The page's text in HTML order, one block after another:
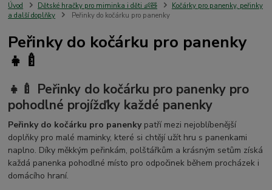
Úvod Dětské hračky pro miminka i děti 👶🧸
Kočárky pro panenky, peřinky
a další doplňky
Peřinky do kočárku pro panenky
Peřinky do kočárku pro panenky
👧🍼
👧🍼 Peřinky do kočárku pro panenky pro
pohodlné projížďky každé panenky
Peřinky do kočárku pro panenkypatří mezi nejoblíbenější
doplňky pro malé maminky, které si chtějí užít hru s panenkami
naplno. Díky měkkým peřinkám, polštářkům a krásným setům získá
každá panenka pohodlné místo pro odpočinek během procházek i
domácího hraní.